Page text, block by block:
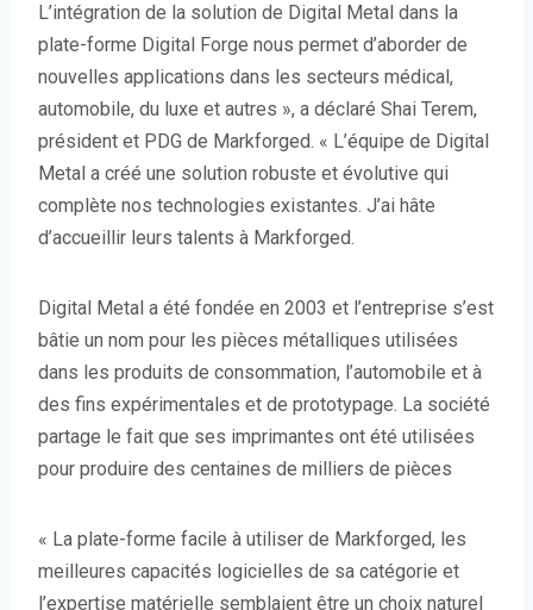
L’intégration de la solution de Digital Metal dans la
plate-forme Digital Forge nous permet d’aborder de
nouvelles applications dans les secteurs médical,
automobile, du luxe et autres », a déclaré Shai Terem,
président et PDG de Markforged. « L’équipe de Digital
Metal a créé une solution robuste et évolutive qui
complète nos technologies existantes. J’ai hâte
d’accueillir leurs talents à Markforged.
Digital Metal a été fondée en 2003 et l’entreprise s’est
bâtie un nom pour les pièces métalliques utilisées
dans les produits de consommation, l’automobile et à
des fins expérimentales et de prototypage. La société
partage le fait que ses imprimantes ont été utilisées
pour produire des centaines de milliers de pièces
« La plate-forme facile à utiliser de Markforged, les
meilleures capacités logicielles de sa catégorie et
l’expertise matérielle semblaient être un choix naturel